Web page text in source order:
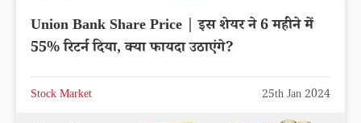
Union Bank Share Price | इस शेयर ने 6 महीने में
55% रिटर्न दिया, क्या फायदा उठाएंगे?
Stock Market 25th Jan 2024